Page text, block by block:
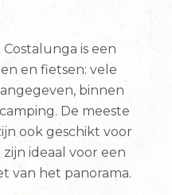
is een
en fietsen: vele
binnen
De meeste
ook geschikt voor
ideaal voor een
van het panorama.